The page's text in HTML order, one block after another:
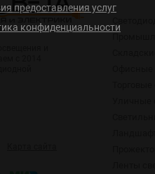
предоставления услуг
конфиденциальности